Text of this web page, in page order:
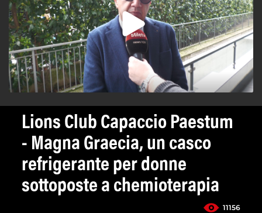
Lions Club Capaccio Paestum
- Magna Graecia, un casco
refrigerante per donne
sottoposte a chemioterapia
11156